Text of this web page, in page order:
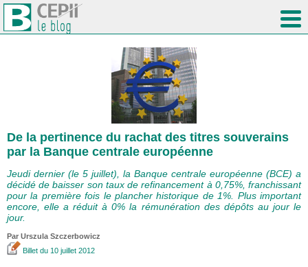
De la pertinence du rachat des titres souverains
par la Banque centrale européenne
Jeudi dernier (le 5 juillet), la Banque centrale européenne (BCE) a
décidé de baisser son taux de refinancement à 0,75%, franchissant
pour la première fois le plancher historique de 1%. Plus important
encore, elle a réduit à 0% la rémunération des dépôts au jour le
jour.
Par Urszula Szczerbowicz
Billet du 10 juillet 2012